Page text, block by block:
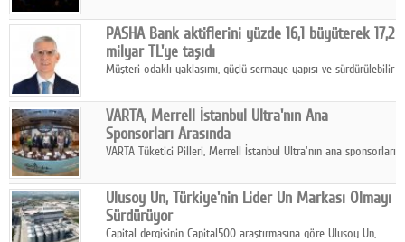
PASHA Bank aktiflerini yüzde 16,1 büyüterek 17,2
milyar TL'ye taşıdı
Müşteri odaklı yaklaşımı, güçlü sermaye yapısı ve sürdürülebilir
yılının ilk yarısında güçlü finansal performansını korudu.
VARTA, Merrell İstanbul Ultra'nın Ana
Sponsorları Arasında
VARTA Tüketici Pilleri, Merrell İstanbul Ultra'nın ana sponsorları
enerjisine güç katıyor.
Ulusoy Un, Türkiye'nin Lider Un Markası Olmayı
Sürdürüyor
Capital dergisinin Capital500 araştırmasına göre Ulusoy Un,